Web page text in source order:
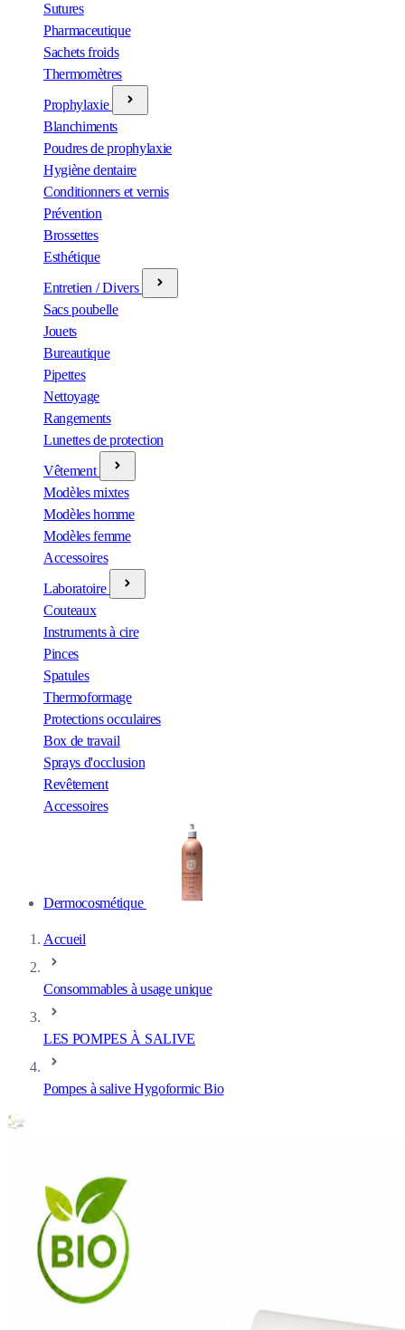
Sutures
Pharmaceutique
Sachets froids
Thermomètres
Prophylaxie
Blanchiments
Poudres de prophylaxie
Hygiène dentaire
Conditionners et vernis
Prévention
Brossettes
Esthétique
Entretien / Divers
Sacs poubelle
Jouets
Bureautique
Pipettes
Nettoyage
Rangements
Lunettes de protection
Vêtement
Modèles mixtes
Modèles homme
Modèles femme
Accessoires
Laboratoire
Couteaux
Instruments à cire
Pinces
Spatules
Thermoformage
Protections occulaires
Box de travail
Sprays d'occlusion
Revêtement
Accessoires
Dermocosmétique
Accueil
Consommables à usage unique
LES POMPES À SALIVE
Pompes à salive Hygoformic Bio